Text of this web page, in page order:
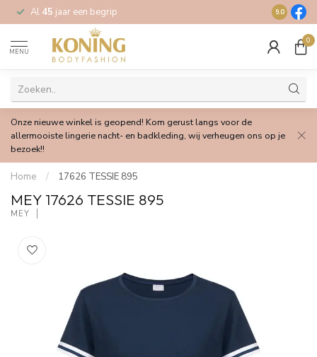
Al 45 jaar een begrip Gratis
9.0
MENU
0
Onze nieuwe winkel is geopend! Kom gerust langs voor de
allermooiste lingerie nacht- en badkleding, wij verheugen ons op je
bezoek!!
Home / 17626 TESSIE 895
MEY 17626 TESSIE 895
MEY